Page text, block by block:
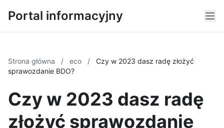
Portal informacyjny
Strona główna / eco /
Czy w 2023 dasz radę złożyć
sprawozdanie BDO?
Czy w 2023 dasz radę
złożyć sprawozdanie